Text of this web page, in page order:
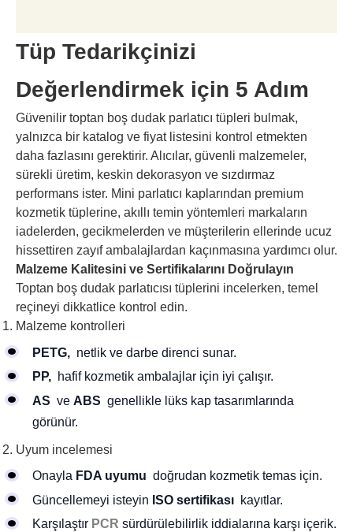
Tüp Tedarikçinizi
Değerlendirmek için 5 Adım
Güvenilir toptan boş dudak parlatıcı tüpleri bulmak,
yalnızca bir katalog ve fiyat listesini kontrol etmekten
daha fazlasını gerektirir. Alıcılar, güvenli malzemeler,
sürekli üretim, keskin dekorasyon ve sızdırmaz
performans ister. Mini parlatıcı kaplarından premium
kozmetik tüplerine, akıllı temin yöntemleri markaların
iadelerden, gecikmelerden ve müşterilerin ellerinde ucuz
hissettiren zayıf ambalajlardan kaçınmasına yardımcı olur.
Malzeme Kalitesini ve Sertifikalarını Doğrulayın
Toptan boş dudak parlatıcısı tüplerini incelerken, temel
reçineyi dikkatlice kontrol edin.
Malzeme kontrolleri
PETG, netlik ve darbe direnci sunar.
PP, hafif kozmetik ambalajlar için iyi çalışır.
AS ve ABS genellikle lüks kap tasarımlarında
görünür.
Uyum incelemesi
Onayla FDA uyumu doğrudan kozmetik temas için.
Güncellemeyi isteyin ISO sertifikası kayıtlar.
Karşılaştır PCR sürdürülebilirlik iddialarına karşı içerik.